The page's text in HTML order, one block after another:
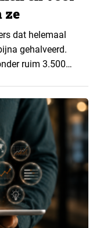
ze
dat helemaal
gehalveerd.
ruim 3.500
▼ Tussen 2024
dat AI in